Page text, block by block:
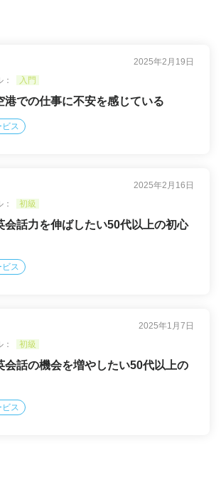
2025年2月19日
入門
港での仕事に不安を感じている
ビス
2025年2月16日
初級
会話力を伸ばしたい50代以上の初心
ビス
2025年1月7日
初級
会話の機会を増やしたい50代以上の
ビス